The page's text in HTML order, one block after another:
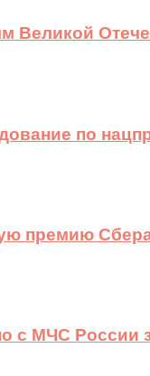
Великой
по
премию
с МЧС России